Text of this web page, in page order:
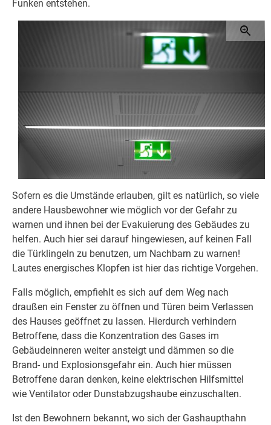
Funken entstehen.
Sofern es die Umstände erlauben, gilt es natürlich, so viele
andere Hausbewohner wie möglich vor der Gefahr zu
warnen und ihnen bei der Evakuierung des Gebäudes zu
helfen. Auch hier sei darauf hingewiesen, auf keinen Fall
die Türklingeln zu benutzen, um Nachbarn zu warnen!
Lautes energisches Klopfen ist hier das richtige Vorgehen.
Falls möglich, empfiehlt es sich auf dem Weg nach
draußen ein Fenster zu öffnen und Türen beim Verlassen
des Hauses geöffnet zu lassen. Hierdurch verhindern
Betroffene, dass die Konzentration des Gases im
Gebäudeinneren weiter ansteigt und dämmen so die
Brand- und Explosionsgefahr ein. Auch hier müssen
Betroffene daran denken, keine elektrischen Hilfsmittel
wie Ventilator oder Dunstabzugshaube einzuschalten.
Ist den Bewohnern bekannt, wo sich der Gashaupthahn